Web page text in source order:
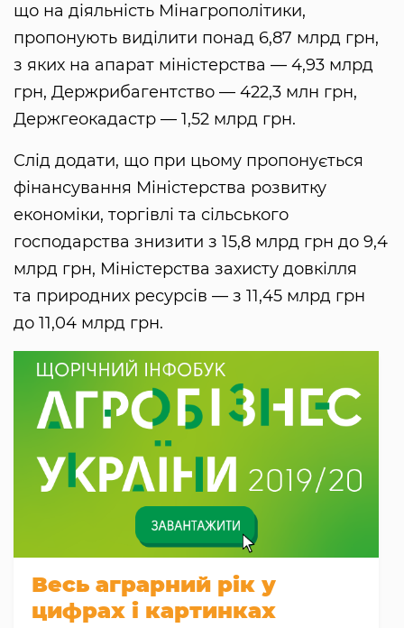
що на діяльність Мінагрополітики,
пропонують виділити понад 6,87 млрд грн,
з яких на апарат міністерства — 4,93 млрд
грн, Держрибагентство — 422,3 млн грн,
Держгеокадастр — 1,52 млрд грн.
Слід додати, що при цьому пропонується
фінансування Міністерства розвитку
економіки, торгівлі та сільського
господарства знизити з 15,8 млрд грн до 9,4
млрд грн, Міністерства захисту довкілля
та природних ресурсів — з 11,45 млрд грн
до 11,04 млрд грн.
Весь аграрний рік у
цифрах і картинках